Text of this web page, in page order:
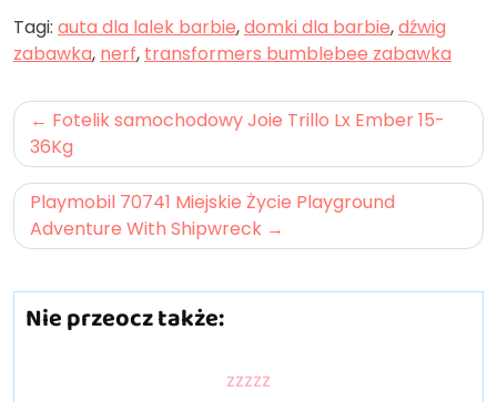
Tagi: auta dla lalek barbie,domki dla barbie,dźwig
zabawka, nerf, transformers bumblebee zabawka
Nawigacja
wpisu
Fotelik samochodowy Joie Trillo Lx Ember 15-
36Kg
Playmobil 70741 Miejskie Życie Playground
Adventure With Shipwreck
Nie przeocz także:
zzzzz